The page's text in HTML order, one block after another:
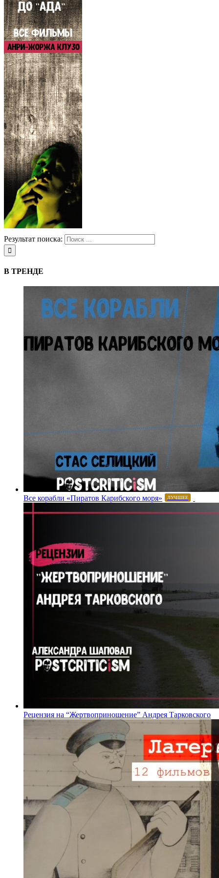
Результат поиска:
В ТРЕНДЕ
Все корабли «Пиратов Карибского моря» ЛУЧШЕЕ
Рецензия на “Жертвоприношение” Андрея Тарковского